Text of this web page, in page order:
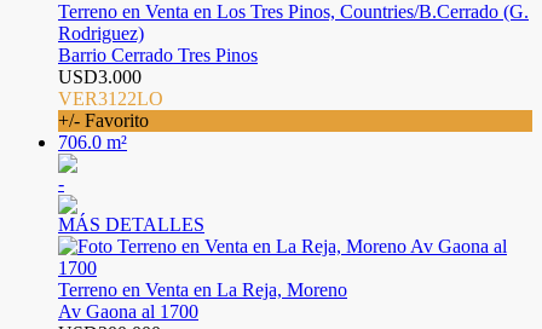
Terreno en Venta en Los Tres Pinos, Countries/B.Cerrado (G.
Rodriguez)
Barrio Cerrado Tres Pinos
USD3.000
VER3122LO
+/- Favorito
706.0 m²
-
MÁS DETALLES
Terreno en Venta en La Reja, Moreno
Av Gaona al 1700